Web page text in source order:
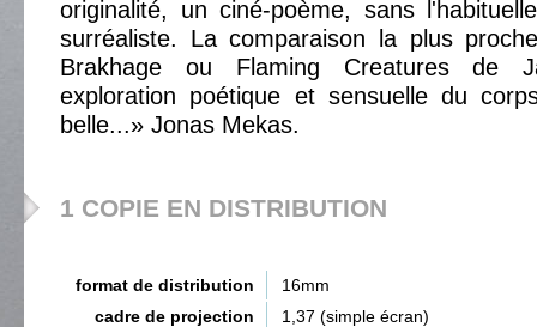
originalité, un ciné-poème, sans
surréaliste. La comparaison la plus
Brakhage ou Flaming Creatures de
exploration poétique et sensuelle du
belle...» Jonas Mekas.
1 COPIE EN DISTRIBUTION
format de distribution
16mm
cadre de projection
1,37 (simple écran)